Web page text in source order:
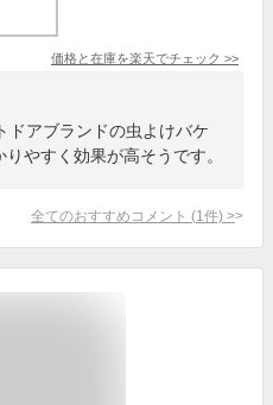
価格と在庫を楽天でチェック >>
ドアブランドの虫よけバケ
やすく効果が高そうです。
全てのおすすめコメント (1 件) >